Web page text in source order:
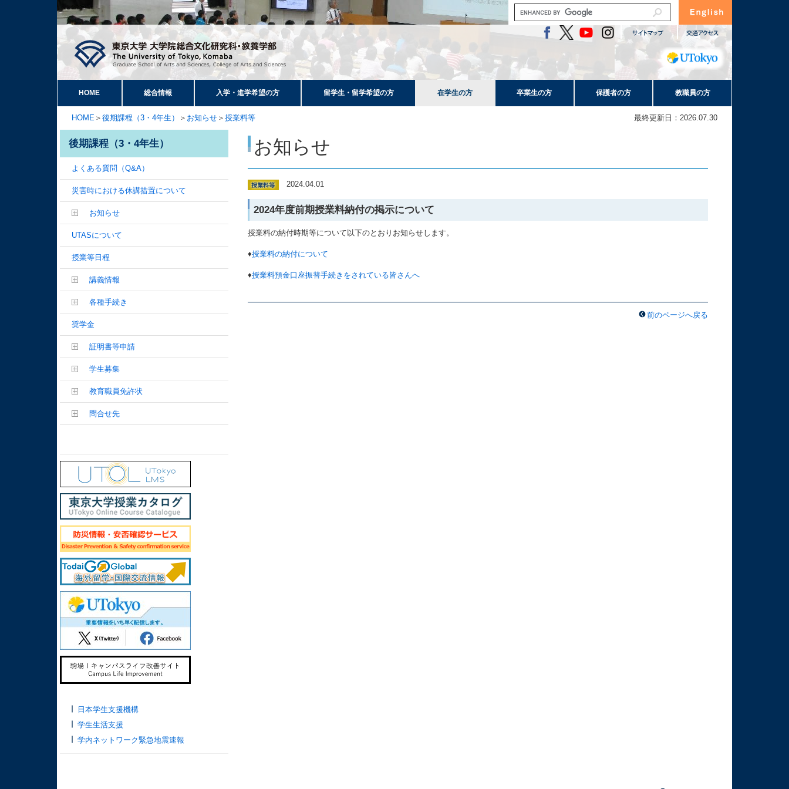
HOME 総合情報 入学・進学希望の方 留学生・留学希望の方 在学生の方 卒業生の方 保護者の方 教職員の方
HOME ＞ 後期課程（3・4年生） ＞ お知らせ ＞ 授業料等 最終更新日：2026.07.30
お知らせ
2024.04.01
2024年度前期授業料納付の掲示について
授業料の納付時期等について以下のとおりお知らせします。
♦授業料の納付について
♦授業料預金口座振替手続きをされている皆さんへ
前のページへ戻る
後期課程（3・4年生）
よくある質問（Q&A）
災害時における休講措置について
お知らせ
UTASについて
授業等日程
講義情報
各種手続き
奨学金
証明書等申請
学生募集
教育職員免許状
問合せ先
日本学生支援機構
学生生活支援
学内ネットワーク緊急地震速報